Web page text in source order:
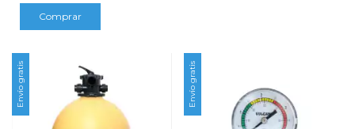
Envío gratis Envío gratis